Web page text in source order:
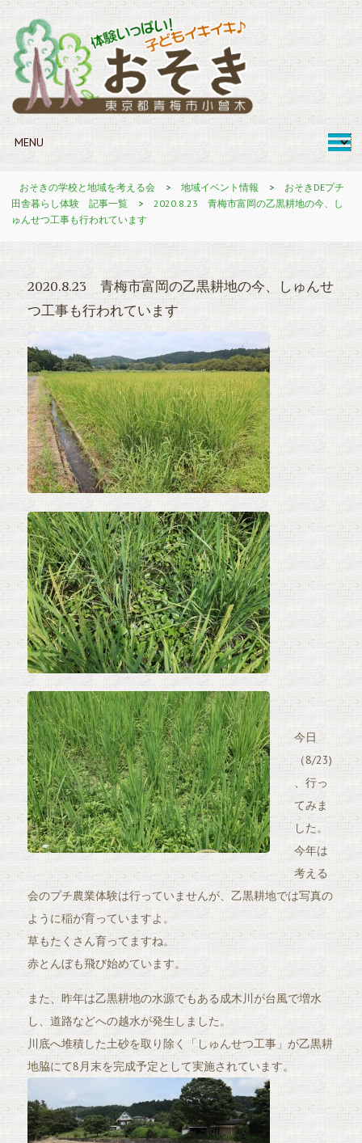
おそきの学校と地域を考える会 > 地域イベント情報 >
おそきDEプチ
田舎暮らし体験 記事一覧
>
2020.8.23 青梅市富岡の乙黒耕地の今、し
ゅんせつ工事も行われています
2020.8.23 青梅市富岡の乙黒耕地の今、しゅんせ
つ工事も行われています
今日
（8/23)
、行っ
てみま
した。
今年は
考える
会のプチ農業体験は行っていませんが、乙黒耕地では写真の
ように稲が育っていますよ。
草もたくさん育ってますね。
赤とんぼも飛び始めています。
また、昨年は乙黒耕地の水源でもある成木川が台風で増水
し、道路などへの越水が発生しました。
川底へ堆積した土砂を取り除く「しゅんせつ工事」が乙黒耕
地脇にて8月末を完成予定として実施されています。